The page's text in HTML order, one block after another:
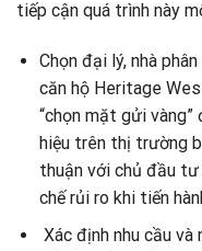
tiếp cận quá trình này
Chọn đại lý, nhà
căn hộ Heritage
“chọn mặt gửi
hiệu trên thị trường
thuận với chủ đầu
chế rủi ro khi tiến
Xác định nhu cầu và